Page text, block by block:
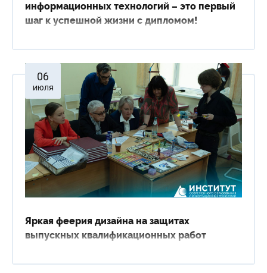
информационных технологий – это первый
шаг к успешной жизни с дипломом!
06
июля
Яркая феерия дизайна на защитах
выпускных квалификационных работ